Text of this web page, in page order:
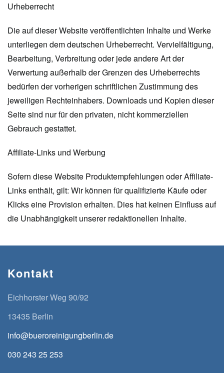
Urheberrecht
Die auf dieser Website veröffentlichten Inhalte und Werke
unterliegen dem deutschen Urheberrecht. Vervielfältigung,
Bearbeitung, Verbreitung oder jede andere Art der
Verwertung außerhalb der Grenzen des Urheberrechts
bedürfen der vorherigen schriftlichen Zustimmung des
jeweiligen Rechteinhabers. Downloads und Kopien dieser
Seite sind nur für den privaten, nicht kommerziellen
Gebrauch gestattet.
Affiliate-Links und Werbung
Sofern diese Website Produktempfehlungen oder Affiliate-
Links enthält, gilt: Wir können für qualifizierte Käufe oder
Klicks eine Provision erhalten. Dies hat keinen Einfluss auf
die Unabhängigkeit unserer redaktionellen Inhalte.
Kontakt
Eichhorster Weg 90/92
13435 Berlin
info@bueroreinigungberlin.de
030 243 25 253